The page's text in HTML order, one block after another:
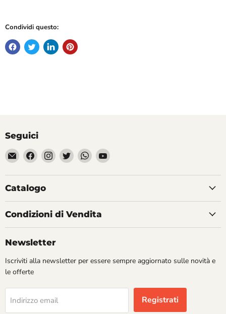
Condividi questo:
Seguici
Email
Divertilandia.it
Trovaci
su
Facebook
Trovaci
su
Instagram
Trovaci
su
Twitter
Trovaci
su
WhatsApp
Trovaci
YouTube
Catalogo
Condizioni di Vendita
Newsletter
Iscriviti alla newsletter per essere sempre aggiornato sulle novità e
le offerte
Indirizzo email Registrati